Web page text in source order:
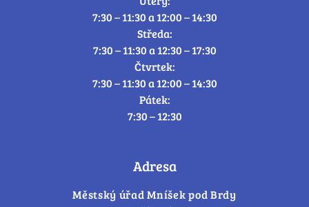
7:30 – 11:30 a 12:00 – 14:30
Středa:
7:30 – 11:30 a 12:30 – 17:30
Čtvrtek:
7:30 – 11:30 a 12:00 – 14:30
Pátek:
7:30 – 12:30
Adresa
Městský úřad Mníšek pod Brdy